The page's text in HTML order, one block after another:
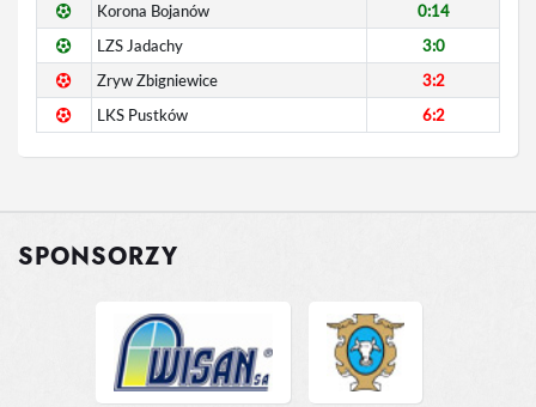
Korona Bojanów
0:14
LZS Jadachy
3:0
Zryw Zbigniewice
3:2
LKS Pustków
6:2
SPONSORZY